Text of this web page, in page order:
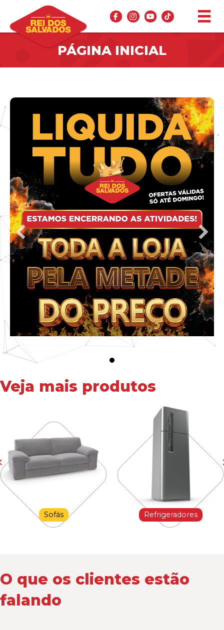
PÁGINA INICIAL
Veja mais produtos
Sofás Refrigeradores
O que os clientes estão
falando